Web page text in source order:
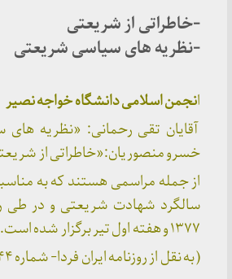
-خاطراتی از شریعتی
-نظریه های سیاسی شریعتی
انجمن اسلامی دانشگاه خواجه نصیر
آقایان تقی رحمانی: «نظریه
خسرو منصوریان:«خاطراتی از
از جمله مراسمی هستند که به
سالگرد شهادت شریعتی و در طی
۱۳۷۷ و هفته اول تیر برگزار شده است.
( به نقل از روزنامه ایران فردا- شماره ۴۴-تیر ۱۳۷۷)